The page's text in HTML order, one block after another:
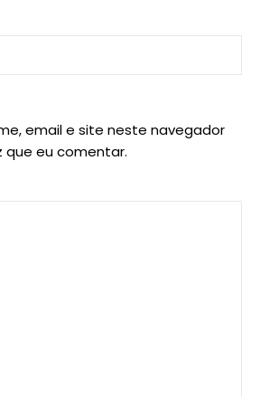
email e site neste navegador
que eu comentar.